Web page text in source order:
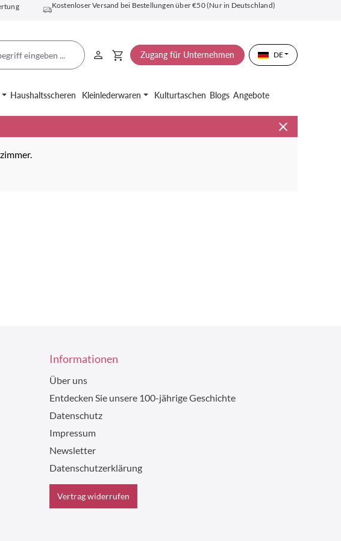
Kostenloser Versand bei Bestellungen über €50 (Nur in Deutschland)
Zugang für Unternehmen DE
Haushaltsscheren Kleinlederwaren Kulturtaschen Blogs Angebote
Informationen
Über uns
Entdecken Sie unsere 100-jährige Geschichte
Datenschutz
Impressum
Newsletter
Datenschutzerklärung
Vertrag widerrufen